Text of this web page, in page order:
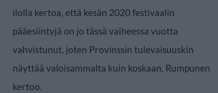
ilolla kertoa, että kesän 2020 festivaalin
pääesiintyjä on jo tässä vaiheessa vuotta
vahvistunut, joten Provinssin tulevaisuuskin
näyttää valoisammalta kuin koskaan, Rumpunen
kertoo.